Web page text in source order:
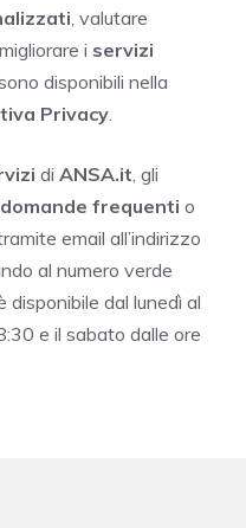
, valutare
i servizi
disponibili nella
Privacy.
di ANSA.it, gli
domande frequenti o
email all’indirizzo
al numero verde
disponibile dal lunedì al
e il sabato dalle ore